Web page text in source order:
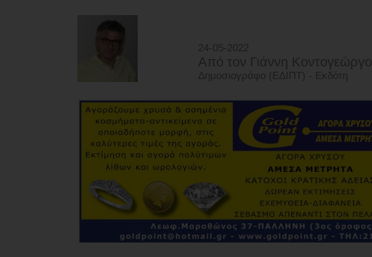
24-05-2022
Από τoν Γιάννη Κοντογεώργο
Δημοσιογράφο (ΕΔΙΠΤ) - Εκδότη